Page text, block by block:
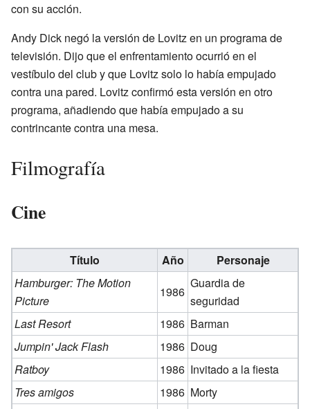
con su acción.
Andy Dick negó la versión de Lovitz en un programa de
televisión. Dijo que el enfrentamiento ocurrió en el
vestíbulo del club y que Lovitz solo lo había empujado
contra una pared. Lovitz confirmó esta versión en otro
programa, añadiendo que había empujado a su
contrincante contra una mesa.
Filmografía
Cine
Título Año
Personaje
Hamburger: The Motion
Picture
1986
Guardia de
seguridad
Last Resort
1986 Barman
Jumpin' Jack Flash
1986 Doug
Ratboy
1986 Invitado a la fiesta
Tres amigos
1986 Morty